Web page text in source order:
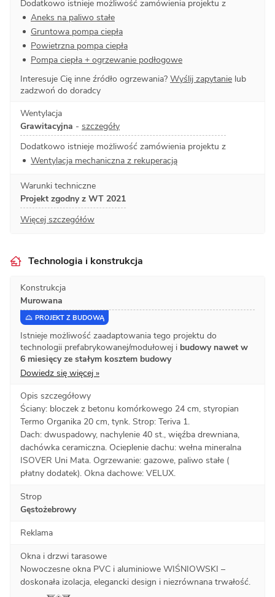
Dodatkowo istnieje możliwość zamówienia projektu z
Aneks na paliwo stałe
Gruntowa pompa ciepła
Powietrzna pompa ciepła
Pompa ciepła + ogrzewanie podłogowe
Interesuje Cię inne źródło ogrzewania? Wyślij zapytanie lub
zadzwoń do doradcy
Wentylacja
Grawitacyjna - szczegóły
Dodatkowo istnieje możliwość zamówienia projektu z
Wentylacja mechaniczna z rekuperacją
Warunki techniczne
Projekt zgodny z WT 2021
Więcej szczegółów
Technologia i konstrukcja
Konstrukcja
Murowana
PROJEKT Z BUDOWĄ
Istnieje możliwość zaadaptowania tego projektu do
technologii prefabrykowanej/modułowej i budowy nawet w
6 miesięcy ze stałym kosztem budowy
Dowiedz się więcej »
Opis szczegółowy
Ściany: bloczek z betonu komórkowego 24 cm, styropian
Termo Organika 20 cm, tynk. Strop: Teriva 1.
Dach: dwuspadowy, nachylenie 40 st., więźba drewniana,
dachówka ceramiczna. Ocieplenie dachu: wełna mineralna
ISOVER Uni Mata. Ogrzewanie: gazowe, paliwo stałe (
płatny dodatek). Okna dachowe: VELUX.
Strop
Gęstożebrowy
Reklama
Okna i drzwi tarasowe
Nowoczesne okna PVC i aluminiowe WIŚNIOWSKI –
doskonała izolacja, elegancki design i niezrównana trwałość.